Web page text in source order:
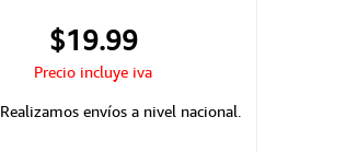
$19.99
Precio incluye iva
Realizamos envíos a nivel nacional.